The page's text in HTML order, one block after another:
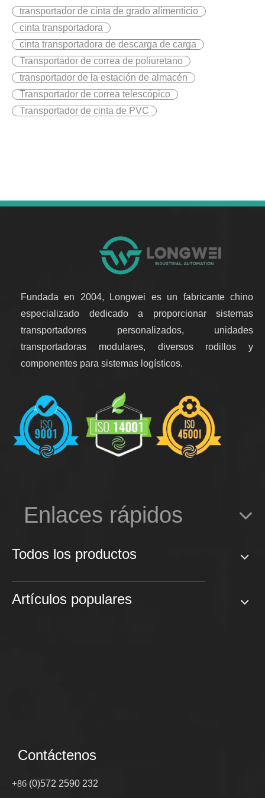
transportador de cinta de grado alimenticio
cinta transportadora
cinta transportadora de descarga de carga
Transportador de correa de poliuretano
transportador de la estación de almacén
Transportador de correa telescópico
Transportador de cinta de PVC
Fundada en 2004, Longwei es un fabricante chino
especializado dedicado a proporcionar sistemas
transportadores personalizados, unidades
transportadoras modulares, diversos rodillos y
componentes para sistemas logísticos.
Enlaces rápidos
Todos los productos
Artículos populares
Contáctenos
+86 (0)572 2590 232